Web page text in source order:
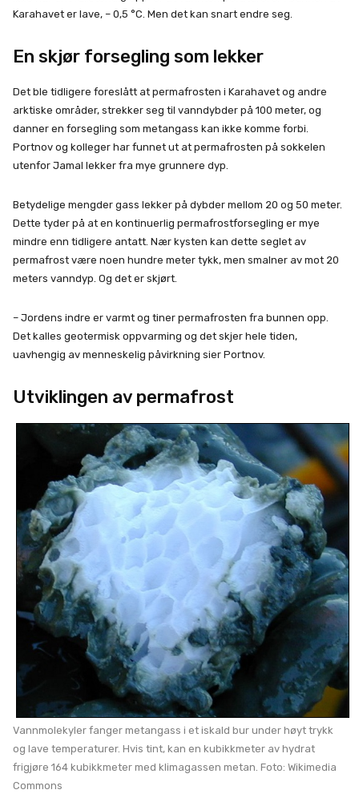
Karahavet er lave, – 0,5 °C. Men det kan snart endre seg.
En skjør forsegling som lekker
Det ble tidligere foreslått at permafrosten i Karahavet og andre
arktiske områder, strekker seg til vanndybder på 100 meter, og
danner en forsegling som metangass kan ikke komme forbi.
Portnov og kolleger har funnet ut at permafrosten på sokkelen
utenfor Jamal lekker fra mye grunnere dyp.
Betydelige mengder gass lekker på dybder mellom 20 og 50 meter.
Dette tyder på at en kontinuerlig permafrostforsegling er mye
mindre enn tidligere antatt. Nær kysten kan dette seglet av
permafrost være noen hundre meter tykk, men smalner av mot 20
meters vanndyp. Og det er skjørt.
– Jordens indre er varmt og tiner permafrosten fra bunnen opp.
Det kalles geotermisk oppvarming og det skjer hele tiden,
uavhengig av menneskelig påvirkning sier Portnov.
Utviklingen av permafrost
Vannmolekyler fanger metangass i et iskald bur under høyt trykk
og lave temperaturer. Hvis tint, kan en kubikkmeter av hydrat
frigjøre 164 kubikkmeter med klimagassen metan. Foto: Wikimedia
Commons